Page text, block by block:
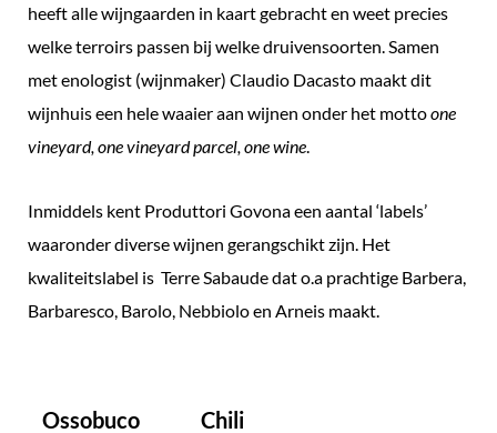
heeft alle wijngaarden in kaart gebracht en weet precies
welke terroirs passen bij welke druivensoorten. Samen
met enologist (wijnmaker) Claudio Dacasto maakt dit
wijnhuis een hele waaier aan wijnen onder het mottoone
vineyard, one vineyard parcel, one wine.
Inmiddels kent Produttori Govona een aantal ‘labels’
waaronder diverse wijnen gerangschikt zijn. Het
kwaliteitslabel is Terre Sabaude dat o.a prachtige Barbera,
Barbaresco, Barolo, Nebbiolo en Arneis maakt.
Ossobuco
Chili